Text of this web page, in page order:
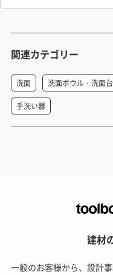
関連カテゴリー
洗面 洗面ボウル・洗面台
手洗い器
建材
一般のお客様から、設計